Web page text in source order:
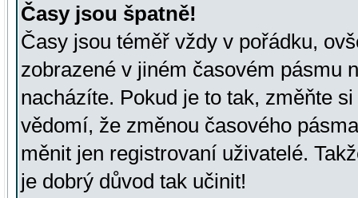
Časy jsou špatně!
Časy jsou téměř vždy v pořádku,
zobrazené v jiném časovém pásmu
nacházíte. Pokud je to tak, změňte
vědomí, že změnou časového
měnit jen registrovaní uživatelé.
je dobrý důvod tak učinit!